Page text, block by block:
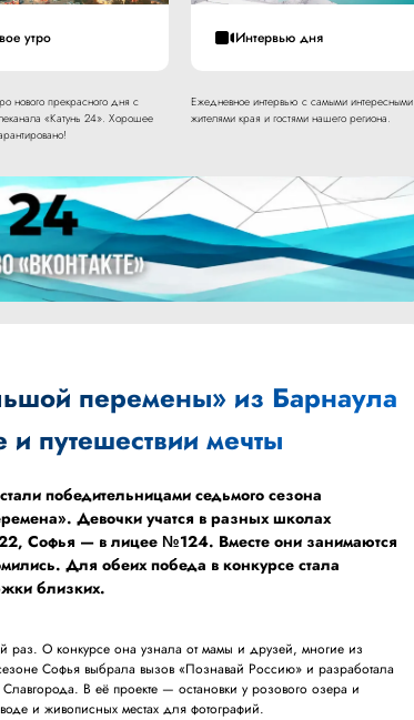
утро
нового прекрасного дня с
«Катунь 24». Хорошее
Интервью дня
Ежедневное интервью с самыми интересными
жителями края и гостями нашего региона.
перемены» из Барнаула
путешествии мечты
победительницами седьмого сезона
Девочки учатся в разных школах
Софья — в лицее №124. Вместе они занимаются
Для обеих победа в конкурсе стала
близких.
раз. О конкурсе она узнала от мамы и друзей, многие из
Софья выбрала вызов «Познавай Россию» и разработала
В её проекте — остановки у розового озера и
и живописных местах для фотографий.